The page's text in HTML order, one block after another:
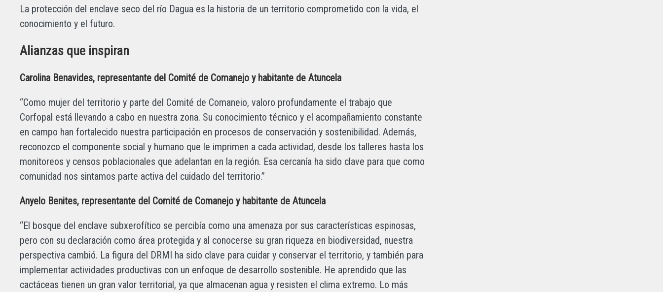
La protección del enclave seco del río Dagua es la historia de un territorio comprometido con la vida, el
conocimiento y el futuro.
Alianzas que inspiran
Carolina Benavides, representante del Comité de Comanejo y habitante de Atuncela
“Como mujer del territorio y parte del Comité de Comaneio, valoro profundamente el trabajo que
Corfopal está llevando a cabo en nuestra zona. Su conocimiento técnico y el acompañamiento constante
en campo han fortalecido nuestra participación en procesos de conservación y sostenibilidad. Además,
reconozco el componente social y humano que le imprimen a cada actividad, desde los talleres hasta los
monitoreos y censos poblacionales que adelantan en la región. Esa cercanía ha sido clave para que como
comunidad nos sintamos parte activa del cuidado del territorio.”
Anyelo Benites, representante del Comité de Comanejo y habitante de Atuncela
“El bosque del enclave subxerofítico se percibía como una amenaza por sus características espinosas,
pero con su declaración como área protegida y al conocerse su gran riqueza en biodiversidad, nuestra
perspectiva cambió. La figura del DRMI ha sido clave para cuidar y conservar el territorio, y también para
implementar actividades productivas con un enfoque de desarrollo sostenible. He aprendido que las
cactáceas tienen un gran valor territorial, ya que almacenan agua y resisten el clima extremo. Lo más